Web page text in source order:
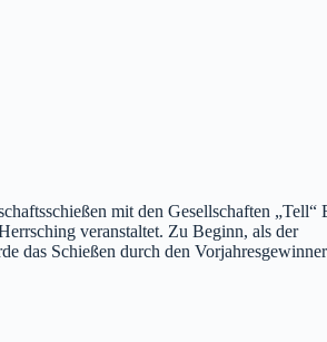
mit den Gesellschaften „Tell“
veranstaltet. Zu Beginn, als der
das Schießen durch den Vorjahresgewinner